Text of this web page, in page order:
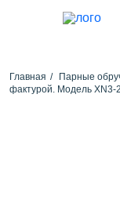
Главная Парные
фактурой. Модель XN3-